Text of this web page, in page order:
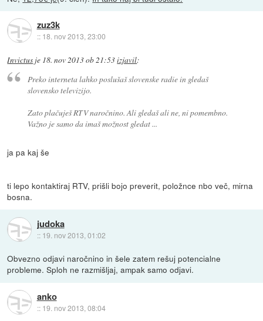
zuz3k
:: 18. nov 2013, 23:00
Invictus je 18. nov 2013 ob 21:53izjavil:
Preko interneta lahko poslušaš slovenske radie in gledaš
slovensko televizijo.
Zato plačuješ RTV naročnino. Ali gledaš ali ne, ni pomembno.
Važno je samo da imaš možnost gledat ...
ja pa kaj še
ti lepo kontaktiraj RTV, prišli bojo preverit, položnce nbo več, mirna
bosna.
judoka
:: 19. nov 2013, 01:02
Obvezno odjavi naročnino in šele zatem rešuj potencialne
probleme. Sploh ne razmišljaj, ampak samo odjavi.
anko
:: 19. nov 2013, 08:04